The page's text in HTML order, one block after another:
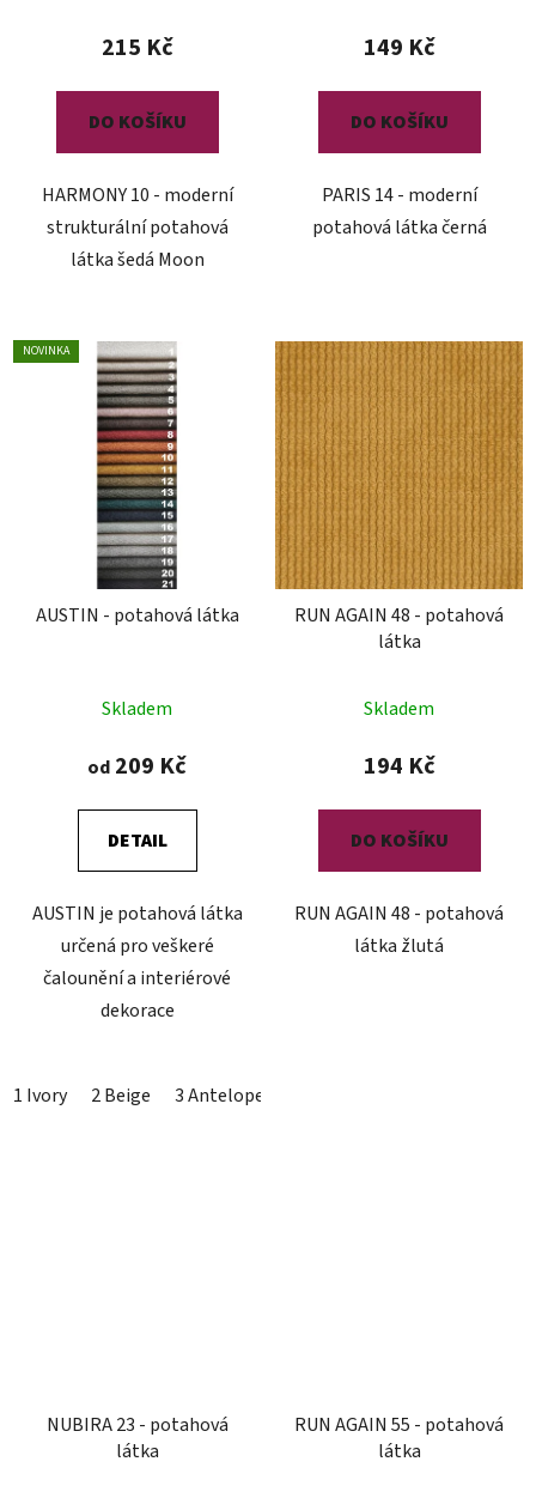
215 Kč
DO KOŠÍKU
HARMONY 10 - moderní
strukturální potahová
látka šedá Moon
149 Kč
DO KOŠÍKU
PARIS 14 - moderní
potahová látka černá
NOVINKA
AUSTIN - potahová látka
Skladem
od 209 Kč
DETAIL
AUSTIN je potahová látka
určená pro veškeré
čalounění a interiérové
dekorace
1 Ivory 2 Beige 3 Antelope
RUN AGAIN 48 - potahová
látka
Skladem
194 Kč
DO KOŠÍKU
RUN AGAIN 48 - potahová
látka žlutá
NUBIRA 23 - potahová
látka
RUN AGAIN 55 - potahová
látka